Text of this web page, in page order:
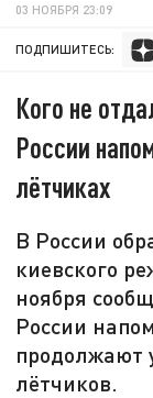
03 НОЯБРЯ 23:09
ПОДПИШИТЕСЬ:
Кого не
России
лётчиках
В России
киевского
ноября
России
продолжают
лётчиков.